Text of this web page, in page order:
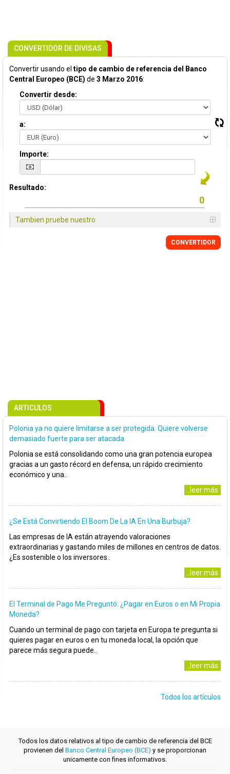
CONVERTIDOR DE DIVISAS
Convertir usando el tipo de cambio de referencia del Banco
Central Europeo (BCE) de 3 Marzo 2016:
Convertir desde:
a:
Importe:
Resultado:
Tambien pruebe nuestro
CONVERTIDOR
ARTICULOS
Polonia ya no quiere limitarse a ser protegida. Quiere volverse
demasiado fuerte para ser atacada
Polonia se está consolidando como una gran potencia europea
gracias a un gasto récord en defensa, un rápido crecimiento
económico y una..
..leer más
¿Se Está Convirtiendo El Boom De La IA En Una Burbuja?
Las empresas de IA están atrayendo valoraciones
extraordinarias y gastando miles de millones en centros de datos.
¿Es sostenible o los inversores..
..leer más
El Terminal de Pago Me Preguntó: ¿Pagar en Euros o en Mi Propia
Moneda?
Cuando un terminal de pago con tarjeta en Europa te pregunta si
quieres pagar en euros o en tu moneda local, la opción que
parece más segura puede..
..leer más
Todos los artículos
Todos los datos relativos al tipo de cambio de referencia del BCE
provienen del Banco Central Europeo (BCE) y se proporcionan
unicamente con fines informativos.